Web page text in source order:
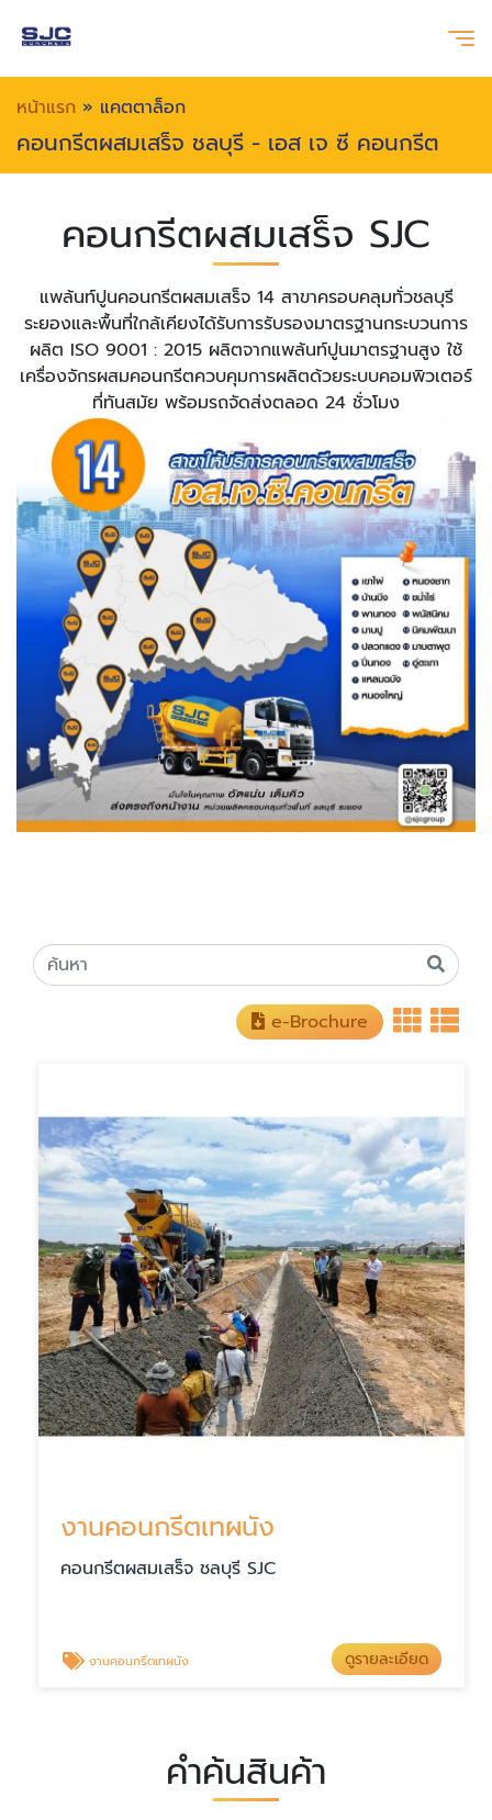
หน้าแรก » แคตตาล็อก
คอนกรีตผสมเสร็จ ชลบุรี - เอส เจ ซี คอนกรีต
คอนกรีตผสมเสร็จ SJC
แพล้นท์ปูนคอนกรีตผสมเสร็จ 14 สาขาครอบคลุมทั่วชลบุรี
ระยองและพื้นที่ใกล้เคียงได้รับการรับรองมาตรฐานกระบวนการ
ผลิต ISO 9001 : 2015 ผลิตจากแพล้นท์ปูนมาตรฐานสูง ใช้
เครื่องจักรผสมคอนกรีตควบคุมการผลิตด้วยระบบคอมพิวเตอร์
ที่ทันสมัย พร้อมรถจัดส่งตลอด 24 ชั่วโมง
e-Brochure
งานคอนกรีตเทผนัง
คอนกรีตผสมเสร็จ ชลบุรี SJC
งานคอนกรีตเทผนัง ดูรายละเอียด
คำค้นสินค้า